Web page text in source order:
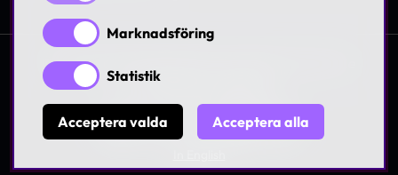
© 1997-2026 Askås I&R AB. All rights reserved. Se
våra
Marknadsföring
Statistik
Acceptera valda Acceptera alla